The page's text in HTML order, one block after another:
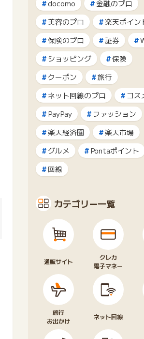
docomo
金融のプロ
美容のプロ
楽天ポイン
保険のプロ
証券
ショッピング
保険
クーポン
旅行
ネット回線のプロ
コス
PayPay
ファッション
楽天経済圏
楽天市場
グルメ
Pontaポイント
回線
カテゴリー一覧
通販サイト
クレカ
電子マネー
旅行
お出かけ
ネット回線